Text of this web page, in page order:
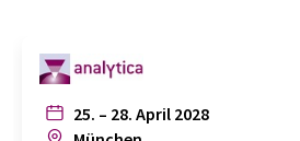
25. – 28. April 2028